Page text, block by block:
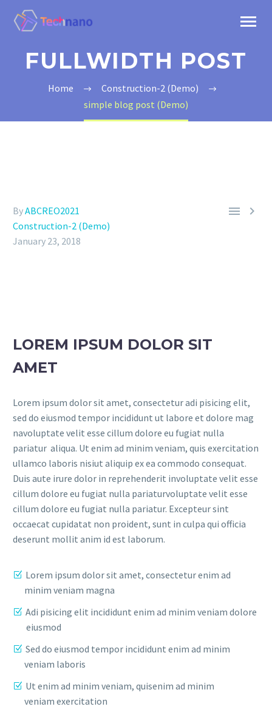
FULLWIDTH POST
Home
Construction-2 (Demo)
simple blog post (Demo)
 
ByABCREO2021
Construction-2 (Demo)
January 23, 2018
LOREM IPSUM DOLOR SIT
AMET
Lorem ipsum dolor sit amet, consectetur adi pisicing elit,
sed do eiusmod tempor incididunt ut labore et dolore mag
navoluptate velit esse cillum dolore eu fugiat nulla
pariatur aliqua. Ut enim ad minim veniam, quis exercitation
ullamco laboris nisiut aliquip ex ea commodo consequat.
Duis aute irure dolor in reprehenderit involuptate velit esse
cillum dolore eu fugiat nulla pariaturvoluptate velit esse
cillum dolore eu fugiat nulla pariatur. Excepteur sint
occaecat cupidatat non proident, sunt in culpa qui officia
deserunt mollit anim id est laborum.
Lorem ipsum dolor sit amet, consectetur enim ad
minim veniam magna
Adi pisicing elit incididunt enim ad minim veniam dolore
eiusmod
Sed do eiusmod tempor incididunt enim ad minim
veniam laboris
Ut enim ad minim veniam, quisenim ad minim
veniam exercitation